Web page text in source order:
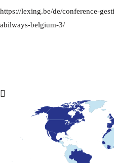
https://lexing.be/de/conference-
abilways-belgium-3/